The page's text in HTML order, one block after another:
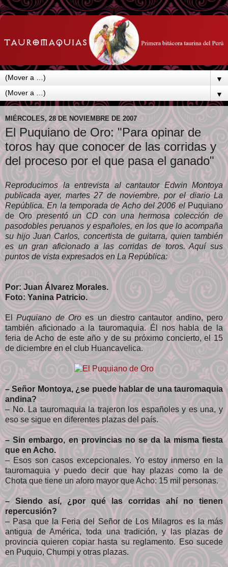
▼
▼
MIÉRCOLES, 28 DE NOVIEMBRE DE 2007
El Puquiano de Oro: "Para opinar de
toros hay que conocer de las corridas y
del proceso por el que pasa el ganado"
Reproducimos la entrevista al cantautor Edwin Montoya
publicada ayer, martes 27 de noviembre, por el diario La
República. En la temporada de Acho del 2006 elPuquiano
de Oro presentó un CD con una hermosa colección de
pasodobles peruanos y españoles, en los que lo acompaña
su hijo Juan Carlos, concertista de guitarra, quien también
es un gran aficionado a las corridas de toros. Aquí sus
puntos de vista expresados en La República:
Por: Juan Álvarez Morales.
Foto: Yanina Patricio.
ElPuquiano de Oroes un diestro cantautor andino, pero
también aficionado a la tauromaquia. Él nos habla de la
feria de Acho de este año y de su próximo concierto, el 15
de diciembre en el club Huancavelica.
– Señor Montoya, ¿se puede hablar de una tauromaquia
andina?
– No. La tauromaquia la trajeron los españoles y es una, y
eso se sigue en diferentes plazas del país.
– Sin embargo, en provincias no se da la misma fiesta
que en Acho.
– Esos son casos excepcionales. Yo estoy inmerso en la
tauromaquia y puedo decir que hay plazas como la de
Chota que tiene un aforo mayor que Acho: 15 mil personas.
– Siendo así, ¿por qué las corridas ahí no tienen
repercusión?
– Pasa que la Feria del Señor de Los Milagros es la más
antigua de América, toda una tradición, y las plazas de
provincia quieren copiar hasta su reglamento. Eso sucede
en Puquio, Chumpi y otras plazas.